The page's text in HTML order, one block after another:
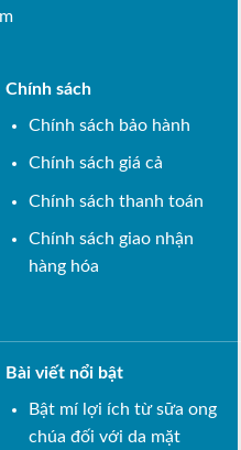
Chính sách
Chính sách bảo hành
Chính sách giá cả
Chính sách thanh toán
Chính sách giao nhận
hàng hóa
Bài viết nổi bật
Bật mí lợi ích từ sữa ong
chúa đối với da mặt